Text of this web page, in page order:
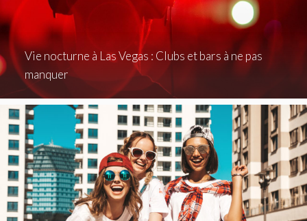
Vie nocturne à Las Vegas : Clubs et bars à ne pas
manquer